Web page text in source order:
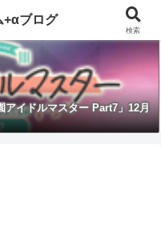
アイドルマスター Part7」12月
ブログ
検索